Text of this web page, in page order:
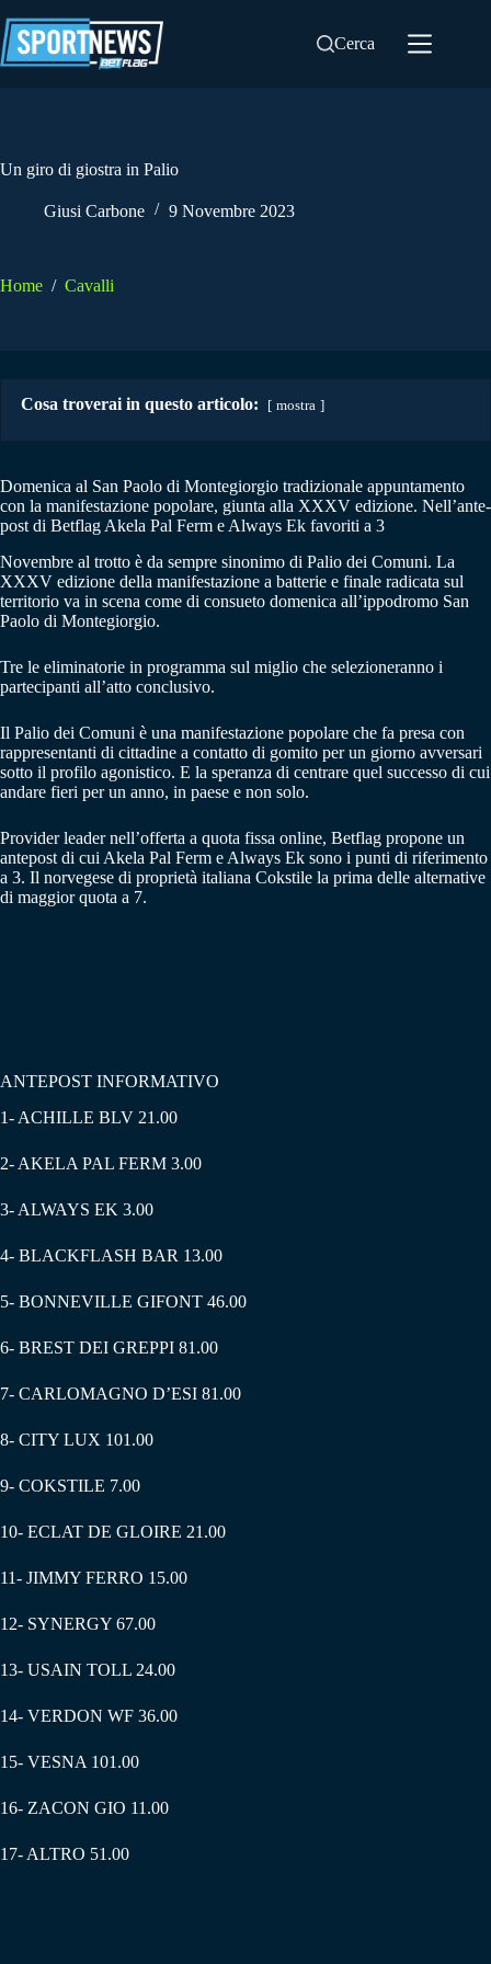
al
contenuto
Cerca
Un giro di giostra in Palio
Giusi Carbone 9 Novembre 2023
Home / Cavalli
Cosa troverai in questo articolo: mostra
Domenica al San Paolo di Montegiorgio tradizionale appuntamento
con la manifestazione popolare, giunta alla XXXV edizione. Nell’ante-
post di Betflag Akela Pal Ferm e Always Ek favoriti a 3
Novembre al trotto è da sempre sinonimo di Palio dei Comuni. La
XXXV edizione della manifestazione a batterie e finale radicata sul
territorio va in scena come di consueto domenica all’ippodromo San
Paolo di Montegiorgio.
Tre le eliminatorie in programma sul miglio che selezioneranno i
partecipanti all’atto conclusivo.
Il Palio dei Comuni è una manifestazione popolare che fa presa con
rappresentanti di cittadine a contatto di gomito per un giorno avversari
sotto il profilo agonistico. E la speranza di centrare quel successo di cui
andare fieri per un anno, in paese e non solo.
Provider leader nell’offerta a quota fissa online, Betflag propone un
antepost di cui Akela Pal Ferm e Always Ek sono i punti di riferimento
a 3. Il norvegese di proprietà italiana Cokstile la prima delle alternative
di maggior quota a 7.
ANTEPOST INFORMATIVO
1- ACHILLE BLV 21.00
2- AKELA PAL FERM 3.00
3- ALWAYS EK 3.00
4- BLACKFLASH BAR 13.00
5- BONNEVILLE GIFONT 46.00
6- BREST DEI GREPPI 81.00
7- CARLOMAGNO D’ESI 81.00
8- CITY LUX 101.00
9- COKSTILE 7.00
10- ECLAT DE GLOIRE 21.00
11- JIMMY FERRO 15.00
12- SYNERGY 67.00
13- USAIN TOLL 24.00
14- VERDON WF 36.00
15- VESNA 101.00
16- ZACON GIO 11.00
17- ALTRO 51.00